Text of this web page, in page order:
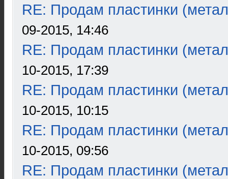
RE: Продам пластинки
09-2015, 14:46
RE: Продам пластинки
10-2015, 17:39
RE: Продам пластинки
10-2015, 10:15
RE: Продам пластинки
10-2015, 09:56
RE: Продам пластинки